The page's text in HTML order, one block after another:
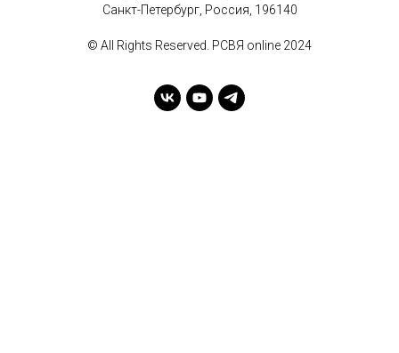
Санкт-Петербург, Россия, 196140
© All Rights Reserved. РСВЯ online 2024